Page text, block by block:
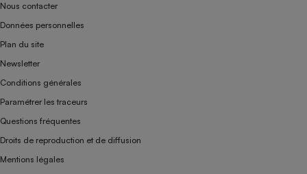
Nous contacter
Données personnelles
Plan du site
Newsletter
Conditions générales
Paramétrer les traceurs
Questions fréquentes
Droits de reproduction et de diffusion
Mentions légales